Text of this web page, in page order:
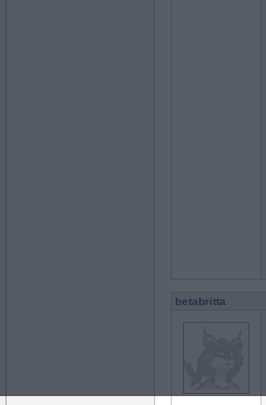
betabritta